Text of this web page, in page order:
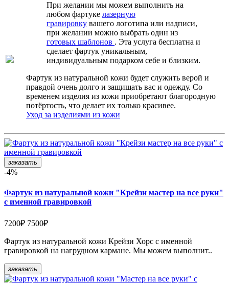
При желании мы можем выполнить на
любом фартуке лазерную
гравировку вашего логотипа или надписи,
при желании можно выбрать один из
готовых шаблонов . Эта услуга бесплатна и
сделает фартук уникальным,
индивидуальным подарком себе и близким.
Фартук из натуральной кожи будет служить верой и
правдой очень долго и защищать вас и одежду. Со
временем изделия из кожи приобретают благородную
потёртость, что делает их только красивее.
Уход за изделиями из кожи
заказать
-4%
Фартук из натуральной кожи "Крейзи мастер на все руки"
с именной гравировкой
7200₽ 7500₽
Фартук из натуральной кожи Крейзи Хорс с именной
гравировкой на нагрудном кармане. Мы можем выполнит..
заказать